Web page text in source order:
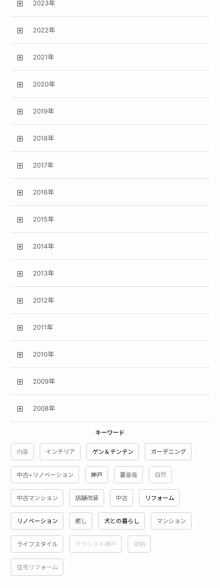
2023年
2022年
2021年
2020年
2019年
2018年
2017年
2016年
2015年
2014年
2013年
2012年
2011年
2010年
2009年
2008年
キーワード
内装 インテリア ゲン＆テンテン ガーデニング
中古+リノベーション 神戸 蔓薔薇 自然
中古マンション 店舗改装 中古 リフォーム
リノベーション 癒し 犬との暮らし マンション
ライフスタイル クラシスト神戸 収納
住宅リフォーム